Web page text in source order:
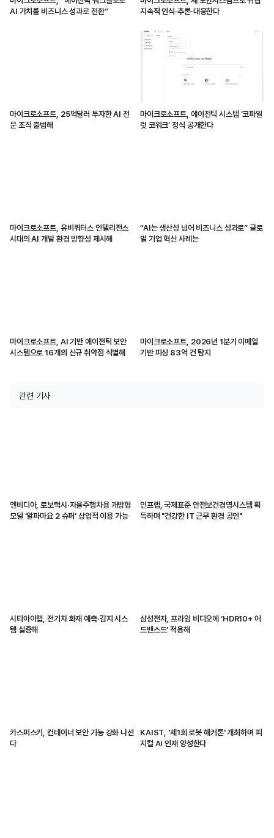
AI 가치를 비즈니스 성과로 전환”
지속적 인식·추론·대응한다
마이크로소프트, 25억달러 투자한 AI 전
문 조직 출범해
마이크로소프트, 에이전틱 시스템 ‘코파일
럿 코워크’ 정식 공개한다
마이크로소프트, 유비쿼터스 인텔리전스
시대의 AI 개발 환경 방향성 제시해
“AI는 생산성 넘어 비즈니스 성과로” 글로
벌 기업 혁신 사례는
마이크로소프트, AI 기반 에이전틱 보안
시스템으로 16개의 신규 취약점 식별해
마이크로소프트, 2026년 1분기 이메일
기반 피싱 83억 건 탐지
관련 기사
엔비디아, 로보택시·자율주행차용 개방형
모델 ‘알파마요 2 슈퍼’ 상업적 이용 가능
인프랩, 국제표준 안전보건경영시스템 획
득하며 "건강한 IT 근무 환경 공인"
시티아이랩, 전기차 화재 예측·감지 시스
템 실증해
삼성전자, 프라임 비디오에 ‘HDR10+ 어
드밴스드’ 적용해
카스퍼스키, 컨테이너 보안 기능 강화 나선
다
KAIST, '제1회 로봇 해커톤' 개최하며 피
지컬 AI 인재 양성한다